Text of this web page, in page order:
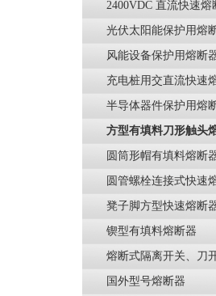
2400VDC 直流快速熔
光伏太阳能保护用熔
风能设备保护用熔断
充电桩用交直流快速
半导体器件保护用熔
方型有填料刀形触头
圆筒形帽有填料熔断
圆管螺栓连接式快速
凳子脚方型快速熔断
锲型有填料熔断器
熔断式隔离开关、刀
国外型号熔断器